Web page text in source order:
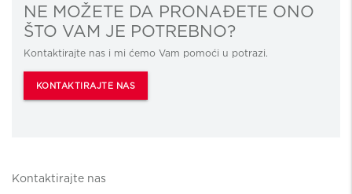
NE MOŽETE DA PRONAĐETE ONO
ŠTO VAM JE POTREBNO?
Kontaktirajte nas i mi ćemo Vam pomoći u potrazi.
KONTAKTIRAJTE NAS
Kontaktirajte nas